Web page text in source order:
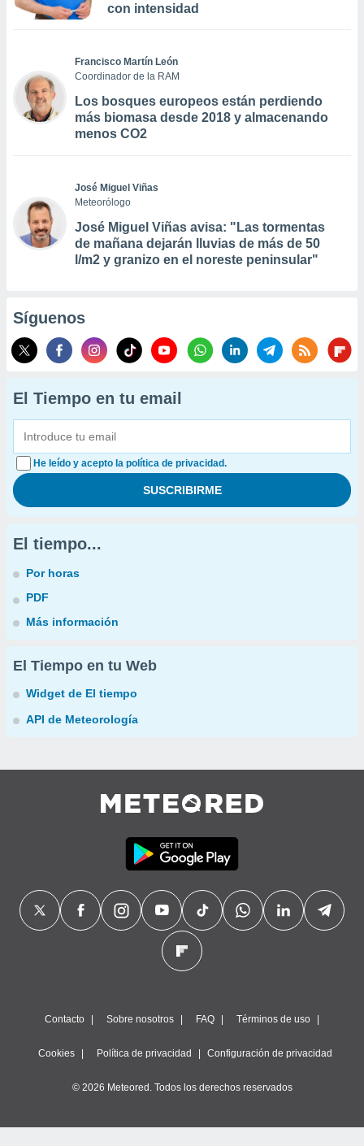
con intensidad
Francisco Martín León
Coordinador de la RAM
Los bosques europeos están perdiendo
más biomasa desde 2018 y almacenando
menos CO2
José Miguel Viñas
Meteorólogo
José Miguel Viñas avisa: "Las tormentas
de mañana dejarán lluvias de más de 50
l/m2 y granizo en el noreste peninsular"
Síguenos
El Tiempo en tu email
He leído y acepto la política de privacidad.
El tiempo...
Por horas
PDF
Más información
El Tiempo en tu Web
Widget de El tiempo
API de Meteorología
Contacto Sobre nosotros FAQ Términos de uso
Cookies Política de privacidad Configuración de privacidad
© 2026 Meteored. Todos los derechos reservados